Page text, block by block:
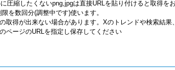
圧縮したくないpng,jpgは直接URLを貼り付けると取得を
を数回分(調整中です)使います。
取得が出来ない場合があります。Xのトレンドや検索結果
ページのURLを指定し保存してください